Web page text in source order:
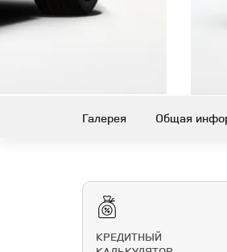
Галерея Общая
КРЕДИТНЫЙ